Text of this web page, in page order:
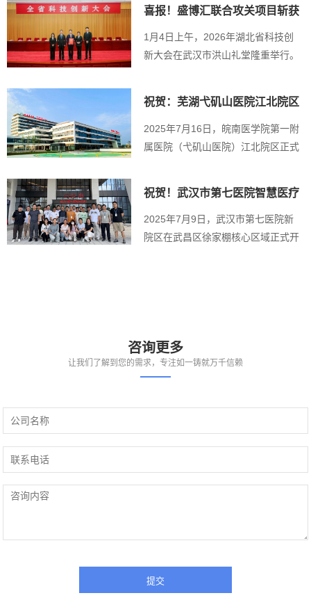
喜报！盛博汇联合攻关项目斩获
湖北省科技进...
1月4日上午，2026年湖北省科技创
新大会在武汉市洪山礼堂隆重举行。
祝贺：芜湖弋矶山医院江北院区
顺利接入盛博...
2025年7月16日，皖南医学院第一附
属医院（弋矶山医院）江北院区正式
祝贺！武汉市第七医院智慧医疗
云平台上线
2025年7月9日，武汉市第七医院新
院区在武昌区徐家棚核心区域正式开
咨询更多
让我们了解到您的需求，专注如一铸就万千信赖